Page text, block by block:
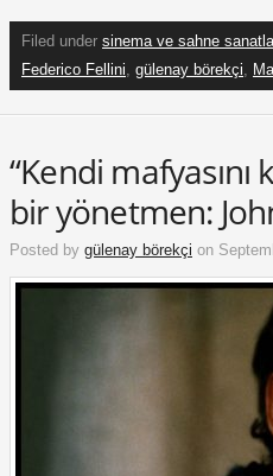
Filed under sinema ve sahne
Federico Fellini, gülenay börekçi,
“Kendi
bir yönetmen:
Posted by gülenay börekçi on